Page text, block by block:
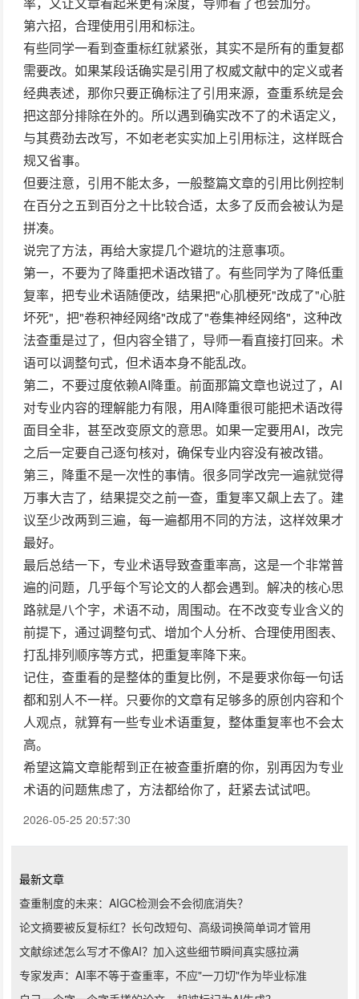
第六招，合理使用引用和标注。
有些同学一看到查重标红就紧张，其实不是所有的重复都
需要改。如果某段话确实是引用了权威文献中的定义或者
经典表述，那你只要正确标注了引用来源，查重系统是会
把这部分排除在外的。所以遇到确实改不了的术语定义，
与其费劲去改写，不如老老实实加上引用标注，这样既合
规又省事。
但要注意，引用不能太多，一般整篇文章的引用比例控制
在百分之五到百分之十比较合适，太多了反而会被认为是
拼凑。
说完了方法，再给大家提几个避坑的注意事项。
第一，不要为了降重把术语改错了。有些同学为了降低重
复率，把专业术语随便改，结果把"心肌梗死"改成了"心脏
坏死"，把"卷积神经网络"改成了"卷集神经网络"，这种改
法查重是过了，但内容全错了，导师一看直接打回来。术
语可以调整句式，但术语本身不能乱改。
第二，不要过度依赖AI降重。前面那篇文章也说过了，AI
对专业内容的理解能力有限，用AI降重很可能把术语改得
面目全非，甚至改变原文的意思。如果一定要用AI，改完
之后一定要自己逐句核对，确保专业内容没有被改错。
第三，降重不是一次性的事情。很多同学改完一遍就觉得
万事大吉了，结果提交之前一查，重复率又飙上去了。建
议至少改两到三遍，每一遍都用不同的方法，这样效果才
最好。
最后总结一下，专业术语导致查重率高，这是一个非常普
遍的问题，几乎每个写论文的人都会遇到。解决的核心思
路就是八个字，术语不动，周围动。在不改变专业含义的
前提下，通过调整句式、增加个人分析、合理使用图表、
打乱排列顺序等方式，把重复率降下来。
记住，查重看的是整体的重复比例，不是要求你每一句话
都和别人不一样。只要你的文章有足够多的原创内容和个
人观点，就算有一些专业术语重复，整体重复率也不会太
高。
希望这篇文章能帮到正在被查重折磨的你，别再因为专业
术语的问题焦虑了，方法都给你了，赶紧去试试吧。
2026-05-25 20:57:30
最新文章
查重制度的未来：AIGC检测会不会彻底消失？
论文摘要被反复标红？长句改短句、高级词换简单词才管用
文献综述怎么写才不像AI？加入这些细节瞬间真实感拉满
专家发声：AI率不等于查重率，不应"一刀切"作为毕业标准